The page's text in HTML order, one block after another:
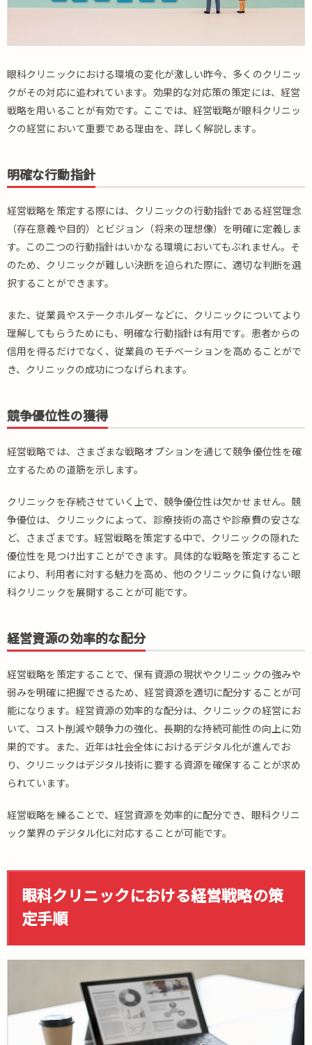
ッ
ク
お
け
営
戦
略
の
策
定
手
順
経
営
略
に
て
欠
か
な
キ
ー
ワ
ー
ド
4.
ク
リ
ッ
ク
の
約
シ
ス
テ
は
と
め
眼科クリニックにおける環境の変化が激しい昨今、多くのクリニッ
クがその対応に追われています。効果的な対応策の策定には、経営
戦略を用いることが有効です。ここでは、経営戦略が眼科クリニッ
クの経営において重要である理由を、詳しく解説します。
明確な行動指針
経営戦略を策定する際には、クリニックの行動指針である経営理念
（存在意義や目的）とビジョン（将来の理想像）を明確に定義しま
す。この二つの行動指針はいかなる環境においてもぶれません。そ
のため、クリニックが難しい決断を迫られた際に、適切な判断を選
択することができます。
また、従業員やステークホルダーなどに、クリニックについてより
理解してもらうためにも、明確な行動指針は有用です。患者からの
信用を得るだけでなく、従業員のモチベーションを高めることがで
き、クリニックの成功につなげられます。
競争優位性の獲得
経営戦略では、さまざまな戦略オプションを通じて競争優位性を確
立するための道筋を示します。
クリニックを存続させていく上で、競争優位性は欠かせません。競
争優位は、クリニックによって、診療技術の高さや診療費の安さな
ど、さまざまです。経営戦略を策定する中で、クリニックの隠れた
優位性を見つけ出すことができます。具体的な戦略を策定すること
により、利用者に対する魅力を高め、他のクリニックに負けない眼
科クリニックを展開することが可能です。
経営資源の効率的な配分
経営戦略を策定することで、保有資源の現状やクリニックの強みや
弱みを明確に把握できるため、経営資源を適切に配分することが可
能になります。経営資源の効率的な配分は、クリニックの経営にお
いて、コスト削減や競争力の強化、長期的な持続可能性の向上に効
果的です。また、近年は社会全体におけるデジタル化が進んでお
り、クリニックはデジタル技術に要する資源を確保することが求め
られています。
経営戦略を練ることで、経営資源を効率的に配分でき、眼科クリニ
ック業界のデジタル化に対応することが可能です。
眼科クリニックにおける経営戦略の策
定手順